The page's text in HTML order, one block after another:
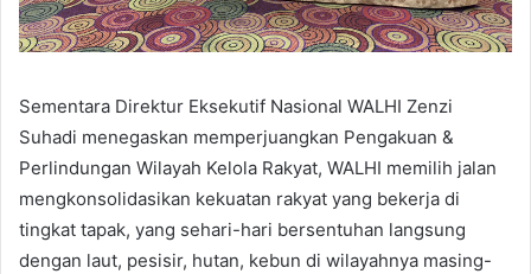
Sementara Direktur Eksekutif Nasional WALHI Zenzi
Suhadi menegaskan memperjuangkan Pengakuan &
Perlindungan Wilayah Kelola Rakyat, WALHI memilih jalan
mengkonsolidasikan kekuatan rakyat yang bekerja di
tingkat tapak, yang sehari-hari bersentuhan langsung
dengan laut, pesisir, hutan, kebun di wilayahnya masing-